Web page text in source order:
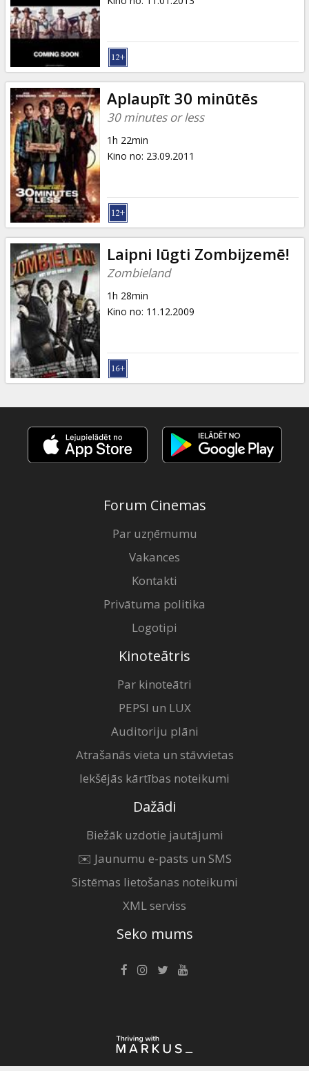
Aplaupīt 30 minūtēs
30 minutes or less
1h 22min
Kino no: 23.09.2011
Laipni lūgti Zombijzemē!
Zombieland
1h 28min
Kino no: 11.12.2009
Forum Cinemas
Par uzņēmumu
Vakances
Kontakti
Privātuma politika
Logotipi
Kinoteātris
Par kinoteātri
PEPSI un LUX
Auditoriju plāni
Atrašanās vieta un stāvvietas
Iekšējās kārtības noteikumi
Dažādi
Biežāk uzdotie jautājumi
✉️ Jaunumu e-pasts un SMS
Sistēmas lietošanas noteikumi
XML serviss
Seko mums